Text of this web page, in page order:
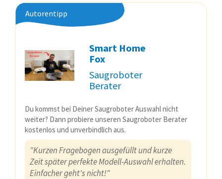
Autorentipp
Smart Home
Fox
Saugroboter
Berater
Du kommst bei Deiner Saugroboter Auswahl nicht
weiter? Dann probiere unseren Saugroboter Berater
kostenlos und unverbindlich aus.
"Kurzen Fragebogen ausgefüllt und kurze
Zeit später perfekte Modell-Auswahl erhalten.
Einfacher geht's nicht!"